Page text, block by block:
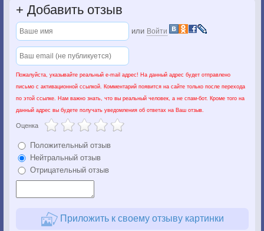
+ Добавить отзыв
или Войти
Пожалуйста, указывайте реальный e-mail адрес! На данный адрес будет отправлено
письмо с активационной ссылкой. Комментарий появится на сайте только после перехода
по этой ссылке. Нам важно знать, что вы реальный человек, а не спам-бот. Кроме того на
данный адрес вы будете получать уведомления об ответах на Ваш отзыв.
Оценка
Положительный отзыв
Нейтральный отзыв
Отрицательный отзыв
Приложить к своему отзыву картинки